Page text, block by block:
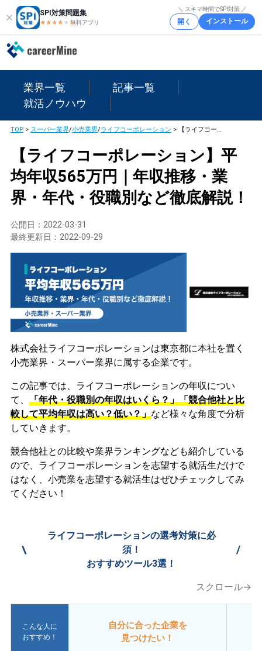
SPI対策問題集
★★★★ ★★
無料アプリ
＼ スキマ時間でSPI対策 ／
開く インストール
業界一覧
記事一覧
就活ノウハウ
TOP> スーパー業界/小売業界/ライフコーポレーション > 【ライフコーポレーション】平均年収565万円｜年収推移・業界・年代・役職別など徹底解説！
【ライフコーポレーション】平
均年収565万円｜年収推移・業
界・年代・役職別など徹底解説！
公開日： 2022-03-31
最終更新日： 2022-09-29
株式会社ライフコーポレーションは東京都に本社を置く
小売業界・スーパー業界に属する企業です。
この記事では、ライフコーポレーションの年収につい
て、 「年代・役職別の年収はいくら？」「競合他社と比
較して平均年収は高い？低い？」など様々な角度で分析
していきます。
競合他社との比較や業界ランキングなども紹介している
ので、ライフコーポレーションを志望する就活生だけで
はなく、小売業を志望する就活生はぜひチェックしてみ
てください！
\
ライフコーポレーションの選考対策に必
須！
おすすめツール3選！
/
スクロール→
こんな人に
おすすめ！
自分に合った企業を
見つけたい！